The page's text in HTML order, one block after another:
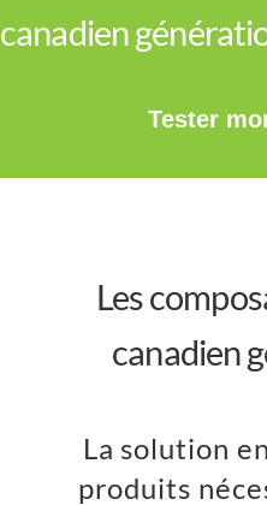
canadien
Tester
Les
canadien
La solution
produits